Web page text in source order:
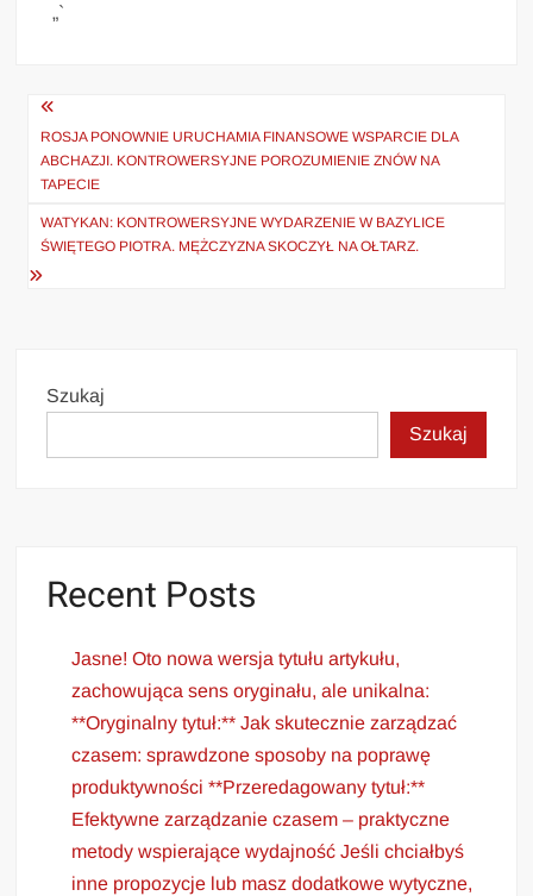
„`
Nawigacja
wpisu
ROSJA PONOWNIE URUCHAMIA FINANSOWE WSPARCIE DLA
ABCHAZJI. KONTROWERSYJNE POROZUMIENIE ZNÓW NA
TAPECIE
WATYKAN: KONTROWERSYJNE WYDARZENIE W BAZYLICE
ŚWIĘTEGO PIOTRA. MĘŻCZYZNA SKOCZYŁ NA OŁTARZ.
Szukaj
Szukaj
Recent Posts
Jasne! Oto nowa wersja tytułu artykułu,
zachowująca sens oryginału, ale unikalna:
**Oryginalny tytuł:** Jak skutecznie zarządzać
czasem: sprawdzone sposoby na poprawę
produktywności **Przeredagowany tytuł:**
Efektywne zarządzanie czasem – praktyczne
metody wspierające wydajność Jeśli chciałbyś
inne propozycje lub masz dodatkowe wytyczne,